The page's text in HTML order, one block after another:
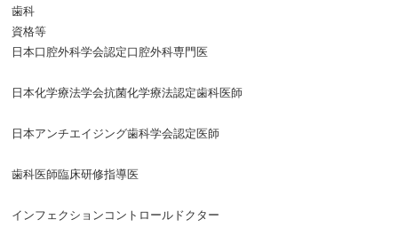
歯科
資格等
日本口腔外科学会認定口腔外科専門医
日本化学療法学会抗菌化学療法認定歯科医師
日本アンチエイジング歯科学会認定医師
歯科医師臨床研修指導医
インフェクションコントロールドクター